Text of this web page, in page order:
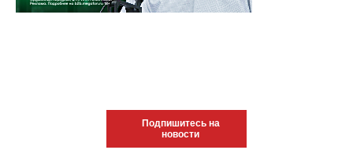
Подпишитесь на
новости